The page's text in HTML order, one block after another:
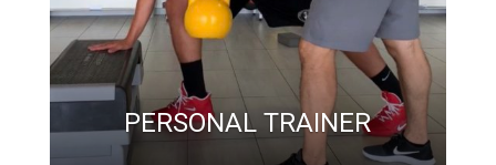
PERSONAL TRAINER